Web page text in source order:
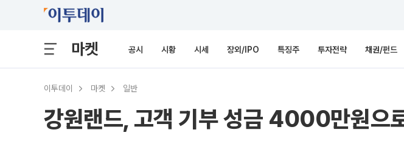
마켓 공시 시황 시세 장외/IPO 특징주 투자전략 채권/펀드
이투데이 마켓 일반
강원랜드, 고객 기부 성금 4000만원으